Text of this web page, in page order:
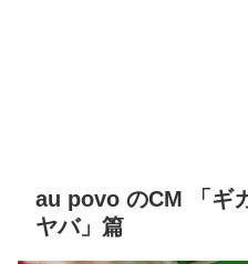
au povo のCM 「ギ
ヤバ」篇